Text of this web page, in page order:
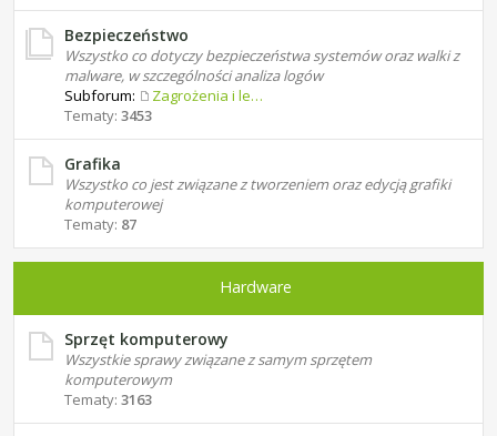
Bezpieczeństwo
Wszystko co dotyczy bezpieczeństwa systemów oraz walki z
malware, w szczególności analiza logów
Subforum:
Zagrożenia i leczenie
Tematy: 3453
Grafika
Wszystko co jest związane z tworzeniem oraz edycją grafiki
komputerowej
Tematy: 87
Hardware
Sprzęt komputerowy
Wszystkie sprawy związane z samym sprzętem
komputerowym
Tematy: 3163